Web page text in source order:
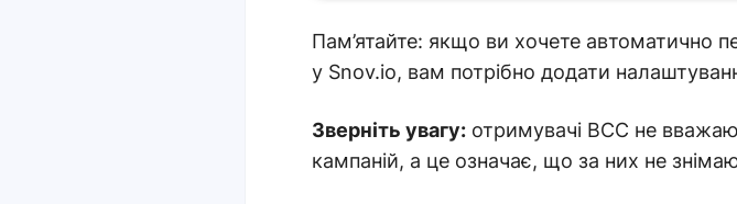
Пам’ятайте: якщо ви хочете автоматично
у Snov.io, вам потрібно додати
Зверніть увагу: отримувачі BCC не
кампаній, а це означає, що за них не